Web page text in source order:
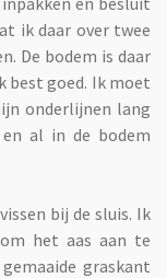
ik daar over twee
De bodem is daar
best goed. Ik moet
onderlijnen lang
al in de bodem
bij de sluis. Ik
het aas aan te
graskant